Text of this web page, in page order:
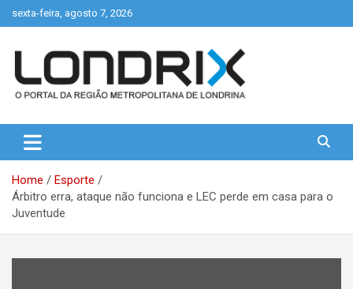
to
sexta-feira, agosto 7, 2026
Londrix
Home
Esporte
Árbitro erra, ataque não funciona e LEC perde em casa para o
Juventude